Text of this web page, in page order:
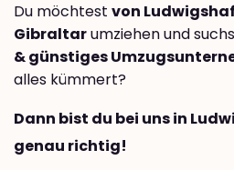
Du möchtest von
Gibraltarumziehen und
& günstiges
alles kümmert?
Dann bist du bei uns in
genau richtig!